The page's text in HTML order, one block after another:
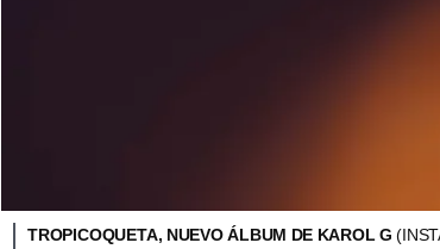
TROPICOQUETA, NUEVO ÁLBUM DE KAROL G